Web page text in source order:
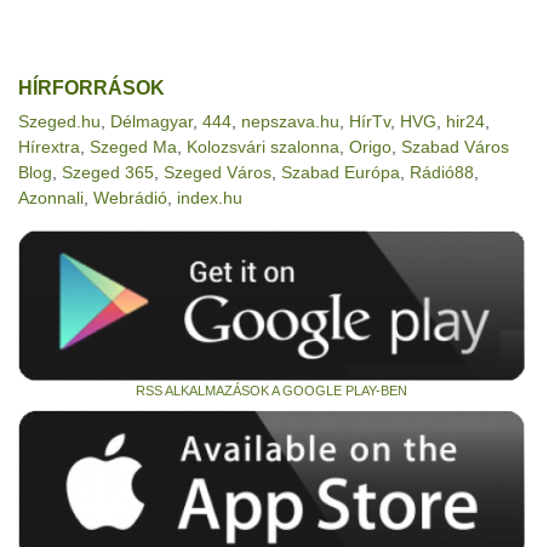
HÍRFORRÁSOK
Szeged.hu Délmagyar, 444 nepszava.hu HírTv, HVG hir24
Hírextra Szeged Ma Kolozsvári szalonna Origo Szabad Város
Blog Szeged 365 Szeged Város Szabad Európa Rádió88
Azonnali Webrádió index.hu
RSS ALKALMAZÁSOK A GOOGLE PLAY-BEN